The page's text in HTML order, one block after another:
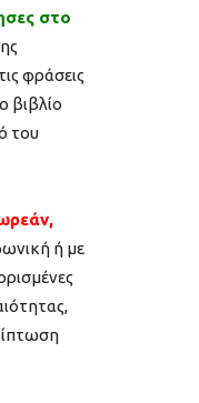
στο
φράσεις
βιβλίο
του
ή με